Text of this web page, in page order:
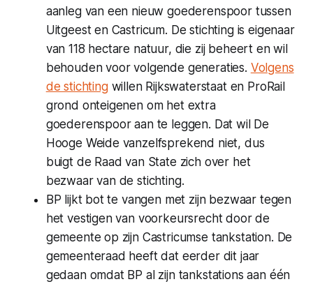
aanleg van een nieuw goederenspoor tussen
Uitgeest en Castricum. De stichting is eigenaar
van 118 hectare natuur, die zij beheert en wil
behouden voor volgende generaties. Volgens
de stichtingwillen Rijkswaterstaat en ProRail
grond onteigenen om het extra
goederenspoor aan te leggen. Dat wil De
Hooge Weide vanzelfsprekend niet, dus
buigt de Raad van State zich over het
bezwaar van de stichting.
BP lijkt bot te vangen met zijn bezwaar tegen
het vestigen van voorkeursrecht door de
gemeente op zijn Castricumse tankstation. De
gemeenteraad heeft dat eerder dit jaar
gedaan omdat BP al zijn tankstations aan één